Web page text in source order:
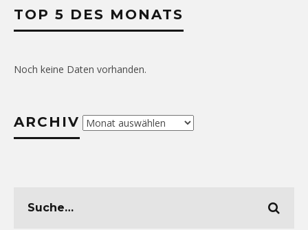
TOP 5 DES MONATS
Noch keine Daten vorhanden.
ARCHIV Archiv